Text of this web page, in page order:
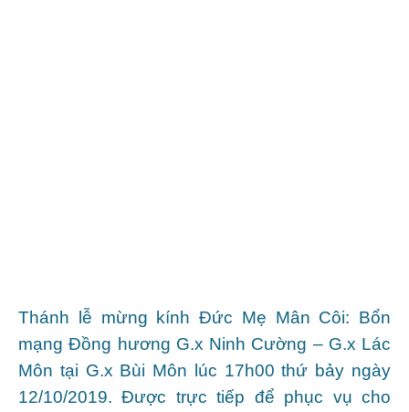
Thánh lễ mừng kính Đức Mẹ Mân Côi: Bổn
mạng Đồng hương G.x Ninh Cường – G.x Lác
Môn tại G.x Bùi Môn lúc 17h00 thứ bảy ngày
12/10/2019. Được trực tiếp để phục vụ cho